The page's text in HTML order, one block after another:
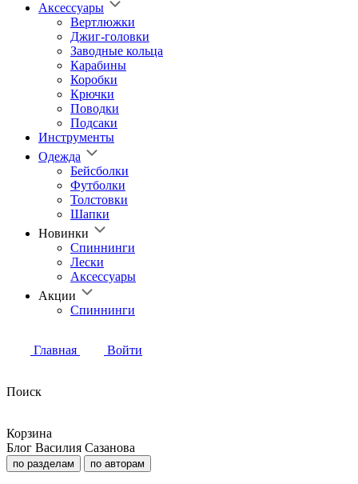
Аксессуары
Вертлюжки
Джиг-головки
Заводные кольца
Карабины
Коробки
Крючки
Поводки
Подсаки
Инструменты
Одежда
Бейсболки
Футболки
Толстовки
Шапки
Новинки
Спиннинги
Лески
Аксессуары
Акции
Спиннинги
Главная Войти
Поиск
Корзина
Блог Василия Сазанова
по разделам по авторам